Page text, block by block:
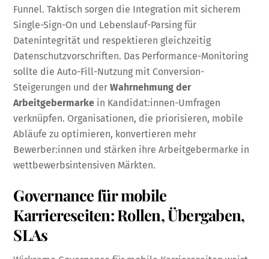
Funnel. Taktisch sorgen die Integration mit sicherem
Single-Sign-On und Lebenslauf-Parsing für
Datenintegrität und respektieren gleichzeitig
Datenschutzvorschriften. Das Performance-Monitoring
sollte die Auto-Fill-Nutzung mit Conversion-
Steigerungen und derWahrnehmung der
Arbeitgebermarke in Kandidat:innen-Umfragen
verknüpfen. Organisationen, die priorisieren, mobile
Abläufe zu optimieren, konvertieren mehr
Bewerber:innen und stärken ihre Arbeitgebermarke in
wettbewerbsintensiven Märkten.
Governance für mobile
Karriereseiten: Rollen, Übergaben,
SLAs